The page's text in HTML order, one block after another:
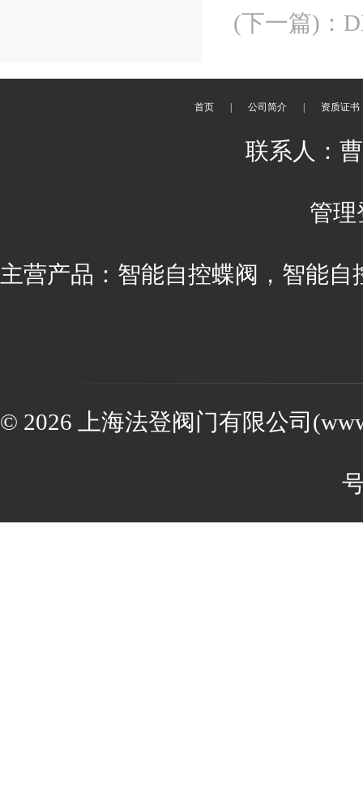
(下一篇) ：
首页 公司简介 资质证书
联系人：
管理
主营产品：智能自控蝶阀，智能
© 2026 上海法登阀门有限公司